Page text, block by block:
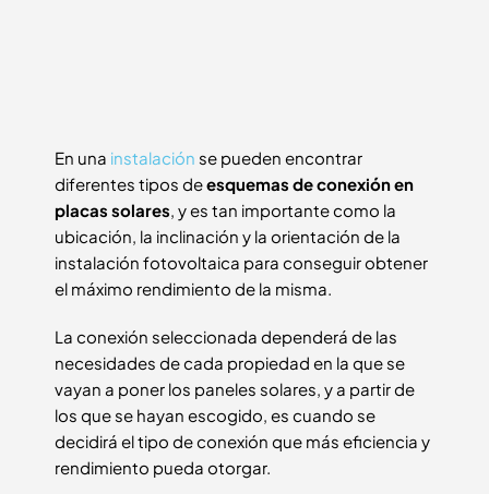
En una instalación se pueden encontrar
diferentes tipos deesquemas de conexión en
placas solares , y es tan importante como la
ubicación, la inclinación y la orientación de la
instalación fotovoltaica para conseguir obtener
el máximo rendimiento de la misma.
La conexión seleccionada dependerá de las
necesidades de cada propiedad en la que se
vayan a poner los paneles solares, y a partir de
los que se hayan escogido, es cuando se
decidirá el tipo de conexión que más eficiencia y
rendimiento pueda otorgar.